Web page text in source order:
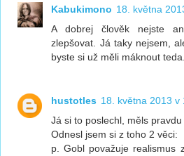
Kabukimono 18. května
A dobrej člověk nejste
zlepšovat. Já taky nejsem,
byste si už měli máknout teda.
hustotles 18. května 2013 v
Já si to poslechl, měls
Odnesl jsem si z toho 2 věci:
p. Gobl považuje realismus